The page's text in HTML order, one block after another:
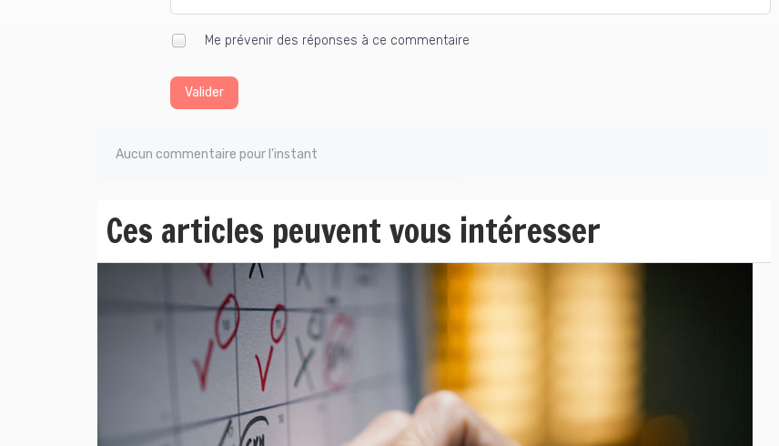
Me prévenir des réponses à ce commentaire
Valider
Aucun commentaire pour l'instant
Ces articles peuvent vous intéresser